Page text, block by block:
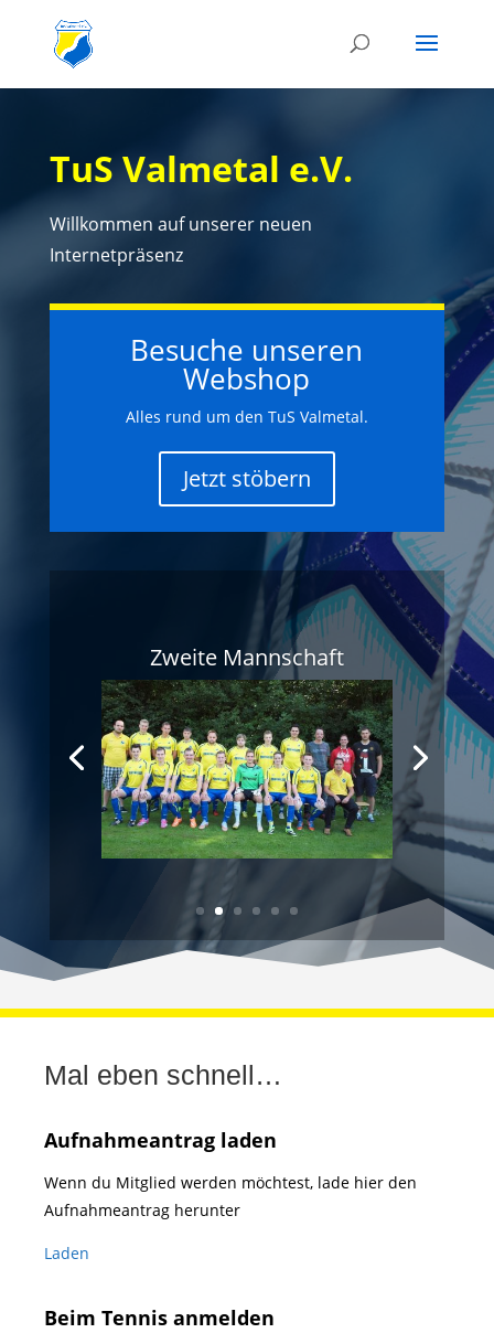
TuS Valmetal e.V.
Willkommen auf unserer neuen
Internetpräsenz
Besuche unseren
Webshop
Alles rund um den TuS Valmetal.
Jetzt stöbern
Zweite Mannschaft
Mal eben schnell…
Aufnahmeantrag laden
Wenn du Mitglied werden möchtest, lade hier den
Aufnahmeantrag herunter
Laden
Beim Tennis anmelden